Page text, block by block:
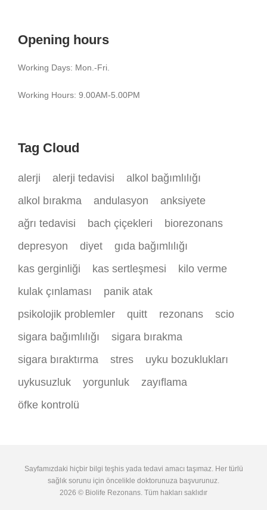
Opening hours
Working Days: Mon.-Fri.
Working Hours: 9.00AM-5.00PM
Tag Cloud
alerji alerji tedavisi
alkol bağımlılığı
alkol bırakma
andulasyon
anksiyete
ağrı tedavisi
bach çiçekleri
biorezonans
depresyon
diyet
gıda bağımlılığı
kas gerginliği
kas sertleşmesi
kilo verme
kulak çınlaması
panik atak
psikolojik problemler
quitt rezonans
scio
sigara bağımlılığı
sigara bırakma
sigara bıraktırma
stres
uyku bozuklukları
uykusuzluk
yorgunluk
zayıflama
öfke kontrolü
Sayfamızdaki hiçbir bilgi teşhis yada tedavi amacı taşımaz. Her türlü
sağlık sorunu için öncelikle doktorunuza başvurunuz.
2026 © Biolife Rezonans. Tüm hakları saklıdır